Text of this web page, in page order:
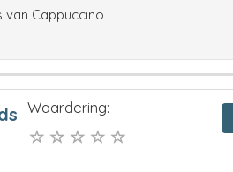
van Cappuccino
Waardering: